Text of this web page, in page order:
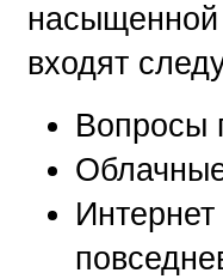
насыщенной
входят
Вопросы